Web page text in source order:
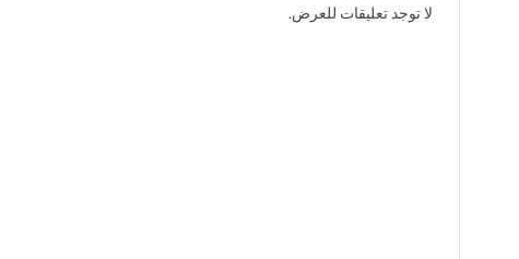
لا توجد تعليقات للعرض.